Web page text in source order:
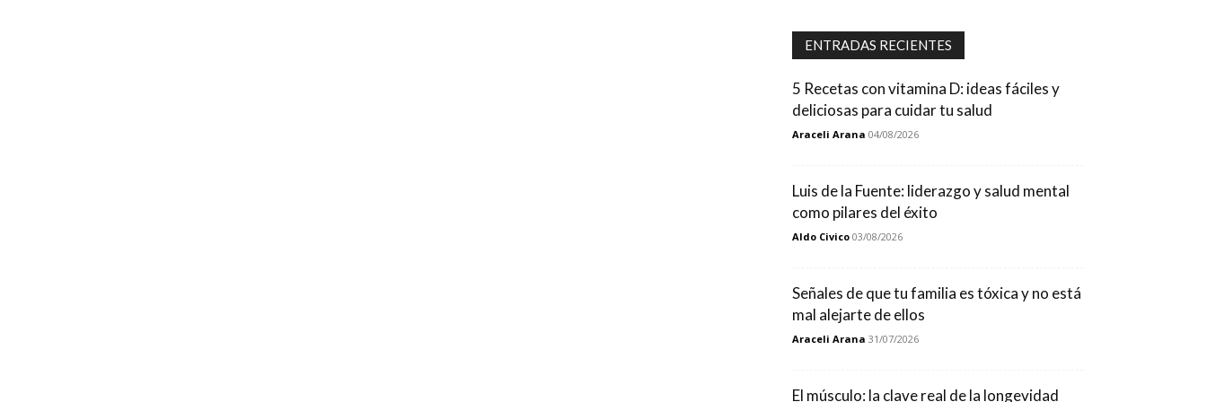
ENTRADAS RECIENTES
5 Recetas con vitamina D: ideas fáciles y
deliciosas para cuidar tu salud
Araceli Arana 04/08/2026
Luis de la Fuente: liderazgo y salud mental
como pilares del éxito
Aldo Civico 03/08/2026
Señales de que tu familia es tóxica y no está
mal alejarte de ellos
Araceli Arana 31/07/2026
El músculo: la clave real de la longevidad